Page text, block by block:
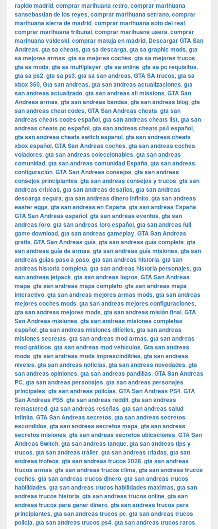
rapido madrid, comprar marihuana retiro, comprar marihuana
sansebastian de los reyes, comprar marihuana serrano, comprar
marihuana sierra de madrid, comprar marihuana soto del real,
comprar marihuana tribunal, comprar marihuana usera, comprar
marihuana valdeski, comprar matuja en madrid, Descargar GTA San
Andreas, gta sa cheats, gta sa descarga, gta sa graphic mods, gta
sa mejores armas, gta sa mejores coches, gta sa mejores trucos,
gta sa mods, gta sa multiplayer, gta sa online, gta sa pc requisitos,
gta sa ps2, gta sa ps3, gta sa san andreas, GTA SA trucos, gta sa
xbox 360, Gta san andreas, gta san andreas actualizaciones, gta
san andreas actualizado, gta san andreas all missions, GTA San
Andreas armas, gta san andreas bandas, gta san andreas blog, gta
san andreas cheat codes, GTA San Andreas cheats, gta san
andreas cheats codes español, gta san andreas cheats list, gta san
andreas cheats pc español, gta san andreas cheats ps4 español,
gta san andreas cheats switch español, gta san andreas cheats
xbox español, GTA San Andreas coches, gta san andreas coches
voladores, gta san andreas coleccionables, gta san andreas
comunidad, gta san andreas comunidad España, gta san andreas
configuración, GTA San Andreas consejos, gta san andreas
consejos principiantes, gta san andreas consejos y trucos, gta san
andreas críticas, gta san andreas desafíos, gta san andreas
descarga segura, gta san andreas dinero infinito, gta san andreas
easter eggs, gta san andreas en España, gta san andreas España,
GTA San Andreas español, gta san andreas eventos, gta san
andreas foro, gta san andreas foro español, gta san andreas full
game download, gta san andreas gameplay, GTA San Andreas
gratis, GTA San Andreas guía, gta san andreas guía completa, gta
san andreas guía de armas, gta san andreas guía misiones, gta san
andreas guías paso a paso, gta san andreas historia, gta san
andreas historia completa, gta san andreas historia personajes, gta
san andreas jetpack, gta san andreas logros, GTA San Andreas
mapa, gta san andreas mapa completo, gta san andreas mapa
interactivo, gta san andreas mejores armas mods, gta san andreas
mejores coches mods, gta san andreas mejores configuraciones,
gta san andreas mejores mods, gta san andreas misión final, GTA
San Andreas misiones, gta san andreas misiones completas
español, gta san andreas misiones difíciles, gta san andreas
misiones secretas, gta san andreas mod armas, gta san andreas
mod gráficos, gta san andreas mod vehículos, Gta san andreas
mods, gta san andreas mods imprescindibles, gta san andreas
niveles, gta san andreas noticias, gta san andreas novedades, gta
san andreas opiniones, gta san andreas pandillas, GTA San Andreas
PC, gta san andreas personajes, gta san andreas personajes
principales, gta san andreas policías, GTA San Andreas PS4, GTA
San Andreas PS5, gta san andreas reddit, gta san andreas
remastered, gta san andreas reseñas, gta san andreas salud
infinita, GTA San Andreas secretos, gta san andreas secretos
escondidos, gta san andreas secretos mapa, gta san andreas
secretos misiones, gta san andreas secretos ubicaciones, GTA San
Andreas Switch, gta san andreas tanque, gta san andreas tips y
trucos, gta san andreas tráiler, gta san andreas triadas, gta san
andreas trofeos, gta san andreas trucos 2026, gta san andreas
trucos armas, gta san andreas trucos clima, gta san andreas trucos
coches, gta san andreas trucos dinero, gta san andreas trucos
habilidades, gta san andreas trucos habilidades máximas, gta san
andreas trucos historia, gta san andreas trucos online, gta san
andreas trucos para ganar dinero, gta san andreas trucos para
principiantes, gta san andreas trucos pc, gta san andreas trucos
policía, gta san andreas trucos ps4, gta san andreas trucos raros,